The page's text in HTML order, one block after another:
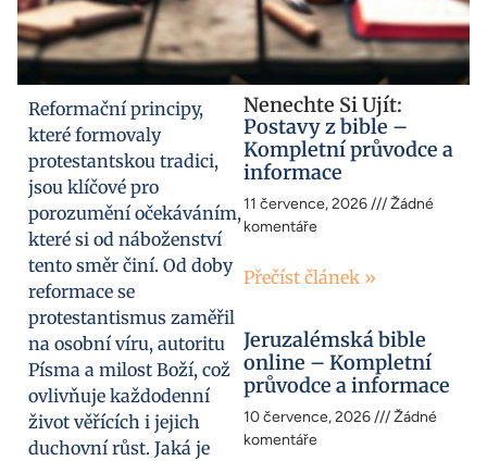
Reformační principy,
které formovaly
protestantskou tradici,
jsou klíčové pro
porozumění očekáváním,
které si od náboženství
tento směr činí. Od doby
reformace se
protestantismus zaměřil
na osobní víru, autoritu
Písma a milost Boží, což
ovlivňuje každodenní
život věřících i jejich
duchovní růst. Jaká je
Nenechte Si Ujít:
Postavy z bible –
Kompletní průvodce a
informace
11 července, 2026
Žádné
komentáře
Přečíst článek »
Jeruzalémská bible
online – Kompletní
průvodce a informace
10 července, 2026
Žádné
komentáře